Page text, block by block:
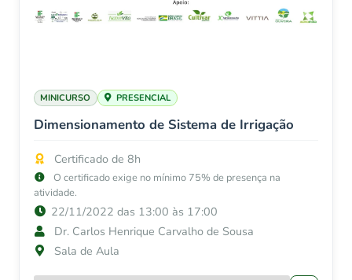
MINICURSO PRESENCIAL
Dimensionamento de Sistema de Irrigação
Certificado de 8h
O certificado exige no mínimo 75% de presença na
atividade.
22/11/2022 das 13:00 às 17:00
Dr. Carlos Henrique Carvalho de Sousa
Sala de Aula